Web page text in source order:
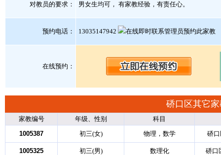
对教员的要求： 男女生均可， 有家教经验，有责任心。
预约电话： 13035147942
在线预约：
硚口区其它
家教编号 年级、性别
科目
1005387
初三(女) 物理，数学 硚
1005325 初三(男) 数理化 硚口